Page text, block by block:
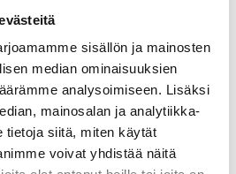
sisällön ja mainosten
median ominaisuuksien
analysoimiseen. Lisäksi
mainosalan ja analytiikka-
tietoja siitä, miten käytät
voivat yhdistää näitä
tiimiin